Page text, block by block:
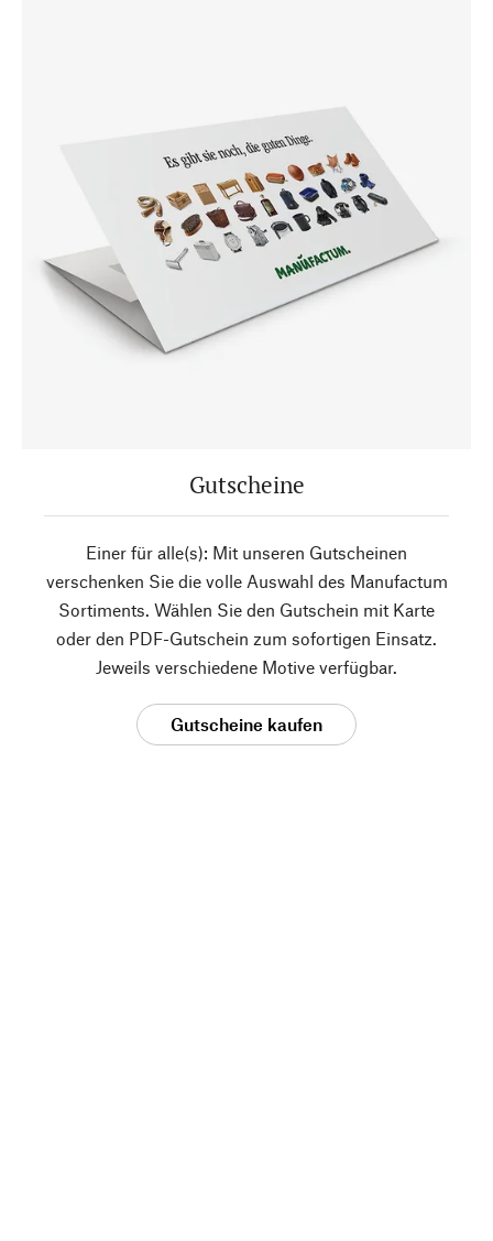
Gutscheine
Einer für alle(s): Mit unseren Gutscheinen
verschenken Sie die volle Auswahl des Manufactum
Sortiments. Wählen Sie den Gutschein mit Karte
oder den PDF-Gutschein zum sofortigen Einsatz.
Jeweils verschiedene Motive verfügbar.
Gutscheine kaufen